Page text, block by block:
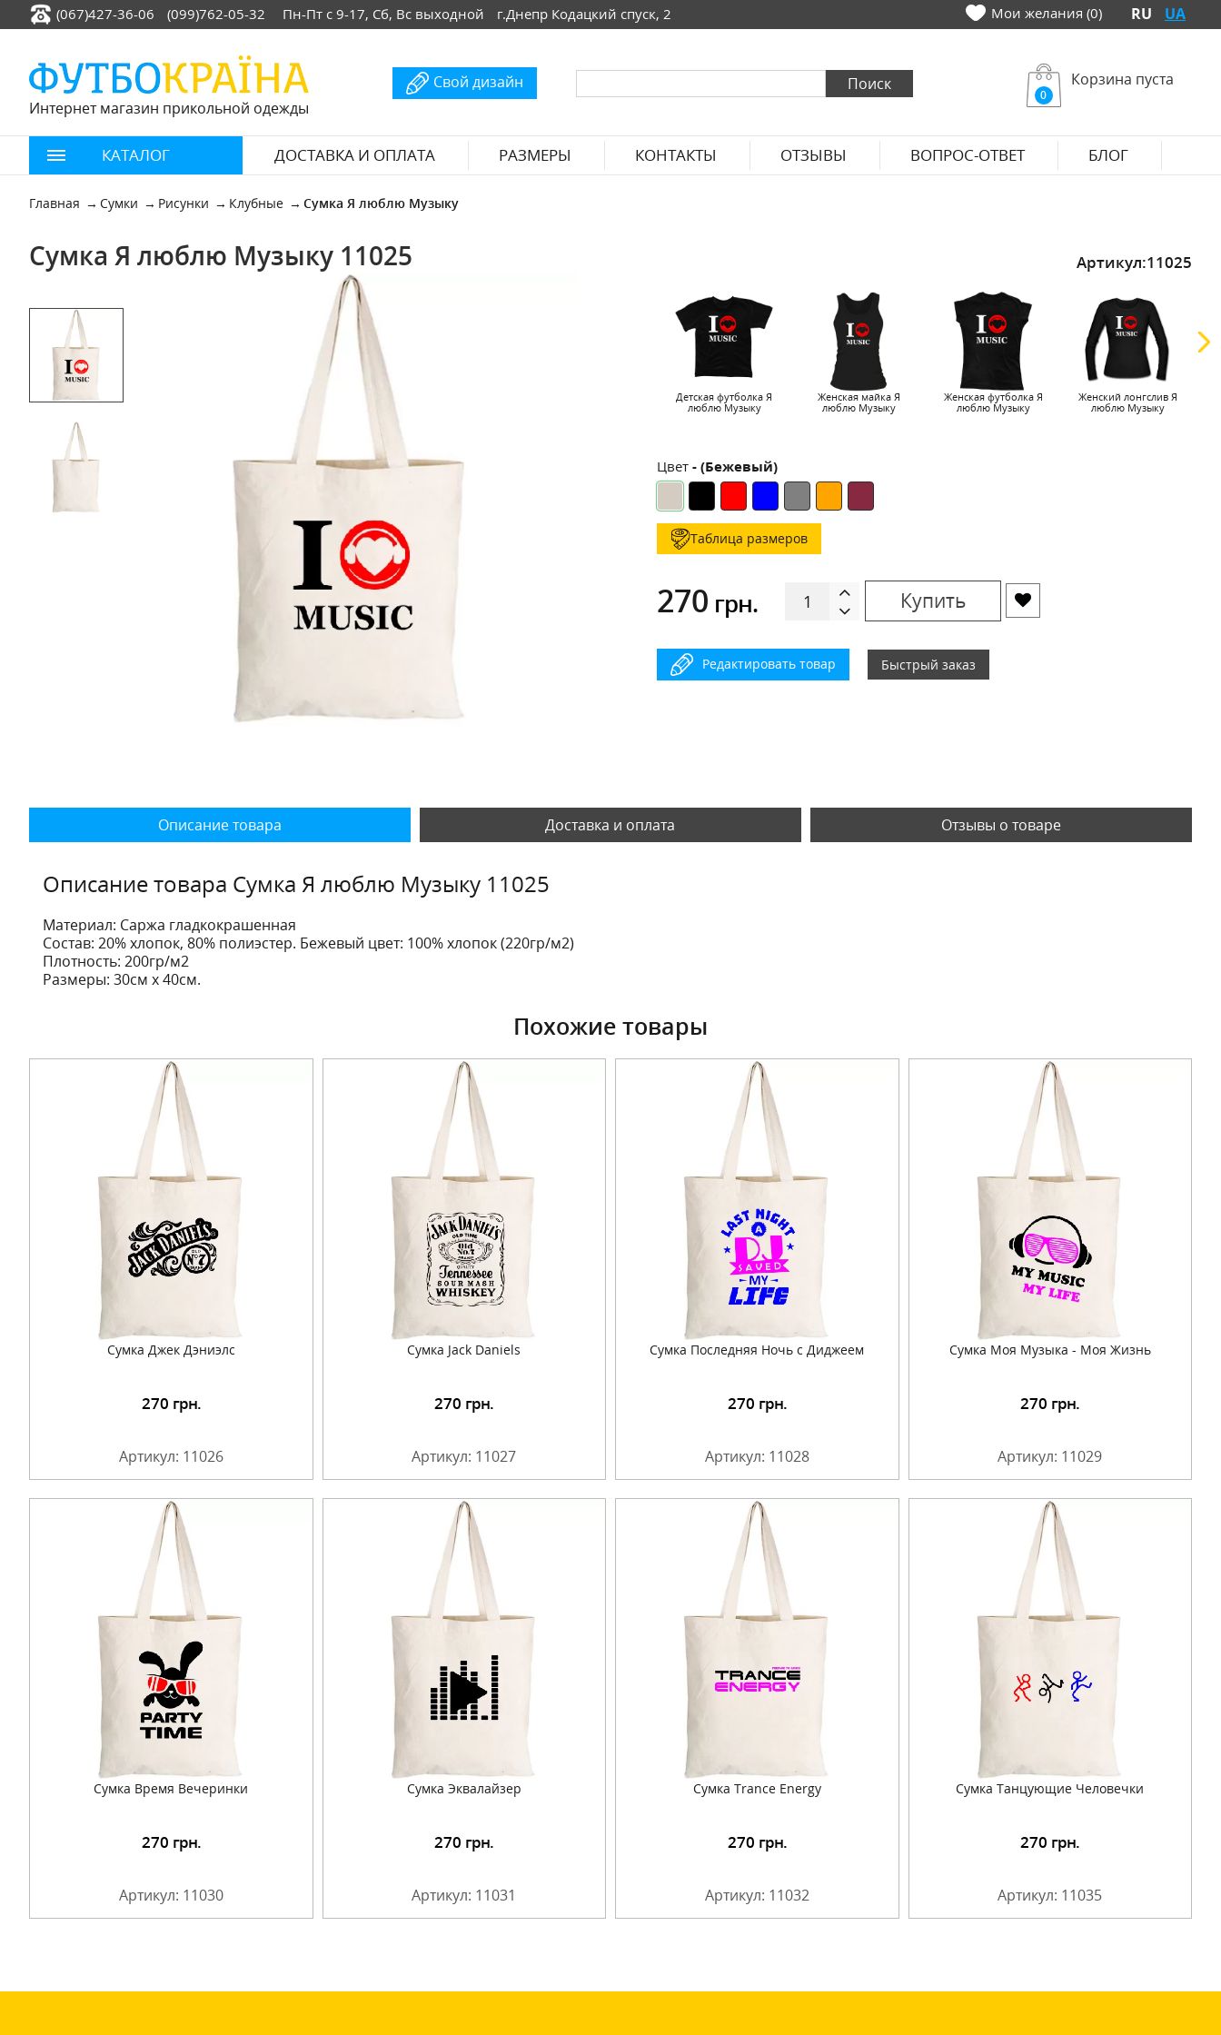
(067)427-36-06 (099)762-05-32 Пн-Пт с 9-17, Сб, Вс выходной г.Днепр Кодацкий спуск, 2 Мои желания (0) RU UA
Интернет магазин прикольной одежды
Свой дизайн
0
Корзина пуста
КАТАЛОГ ДОСТАВКА И ОПЛАТА РАЗМЕРЫ КОНТАКТЫ ОТЗЫВЫ ВОПРОС-ОТВЕТ БЛОГ
Главная Сумки Рисунки Клубные Сумка Я люблю Музыку
Сумка Я люблю Музыку 11025 Артикул:11025
Детская футболка Я
люблю Музыку
Женская майка Я
люблю Музыку
Женская футболка Я
люблю Музыку
Женский лонгслив Я
люблю Музыку
Цвет - (Бежевый)
Таблица размеров
270 грн. Купить
Редактировать товар Быстрый заказ
Описание товара Доставка и оплата Отзывы о товаре
Описание товара Сумка Я люблю Музыку 11025
Материал: Саржа гладкокрашенная
Состав: 20% хлопок, 80% полиэстер. Бежевый цвет: 100% хлопок (220гр/м2)
Плотность: 200гр/м2
Размеры: 30см х 40см.
Похожие товары
Сумка Джек Дэниэлс
270 грн.
Артикул: 11026
Сумка Jack Daniels
Подробнее 270 грн.
Артикул: 11027
Сумка Последняя Ночь с Диджеем
Подробнее 270 грн.
Артикул: 11028
Сумка Моя Музыка - Моя Жизнь
Подробнее 270 грн.
Артикул: 11029
Сумка Время Вечеринки
270 грн.
Артикул: 11030
Сумка Эквалайзер
Подробнее 270 грн.
Артикул: 11031
Сумка Trance Energy
Подробнее 270 грн.
Артикул: 11032
Сумка Танцующие Человечки
Подробнее 270 грн.
Артикул: 11035